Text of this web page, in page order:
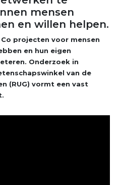
mensen
en willen helpen.
projecten voor mensen
en hun eigen
Onderzoek in
van de
(RUG) vormt een vast